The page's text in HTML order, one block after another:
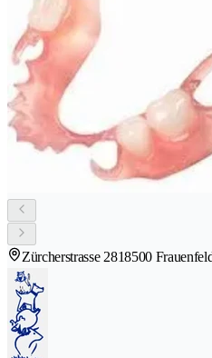
Zürcherstrasse 2818500